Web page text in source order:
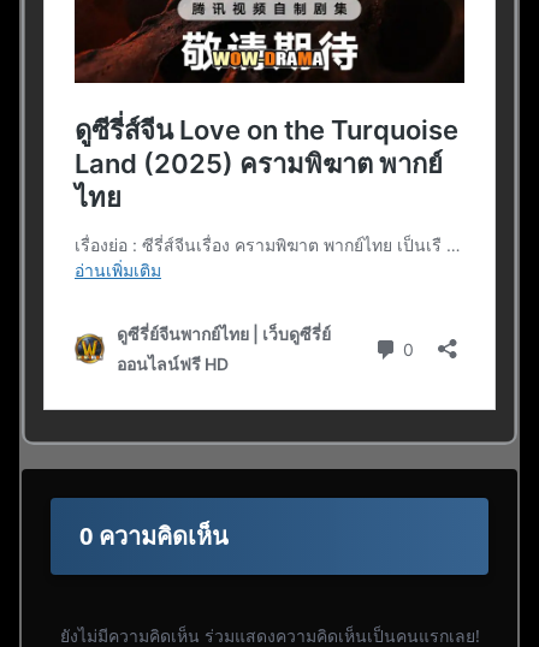
0 ความคิดเห็น
ยังไม่มีความคิดเห็น ร่วมแสดงความคิดเห็นเป็นคนแรกเลย!